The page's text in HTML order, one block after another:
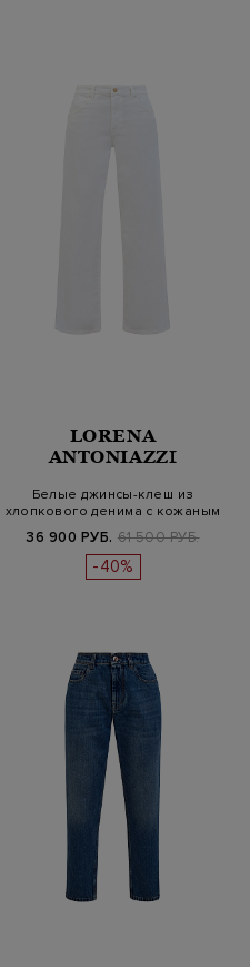
LORENA
ANTONIAZZI
Белые джинсы-клеш из
хлопкового денима с кожаным
патче…
36 900 РУБ. 61 500 РУБ.
-40%